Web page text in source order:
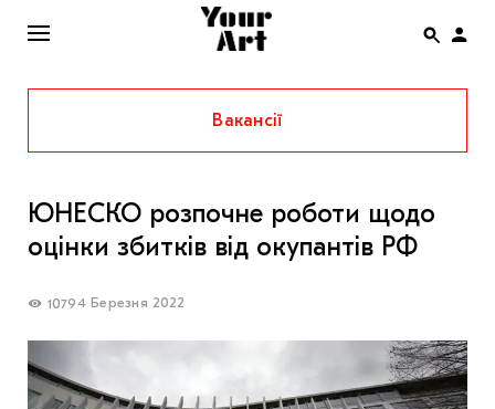
ENG
НОВИНИ
АФІША
ІНТЕРВ’Ю
СПЕЦПРОЄКТИ
Вакансії
ЮНЕСКО розпочне роботи щодо
оцінки збитків від окупантів РФ
10794 Березня 2022